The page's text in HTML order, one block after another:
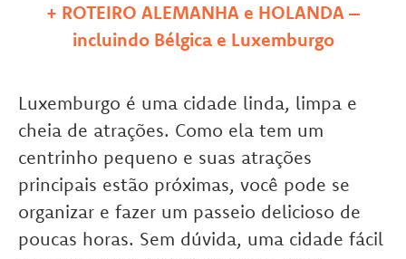
+ ROTEIRO ALEMANHA e HOLANDA –
incluindo Bélgica e Luxemburgo
Luxemburgo é uma cidade linda, limpa e
cheia de atrações. Como ela tem um
centrinho pequeno e suas atrações
principais estão próximas, você pode se
organizar e fazer um passeio delicioso de
poucas horas. Sem dúvida, uma cidade fácil